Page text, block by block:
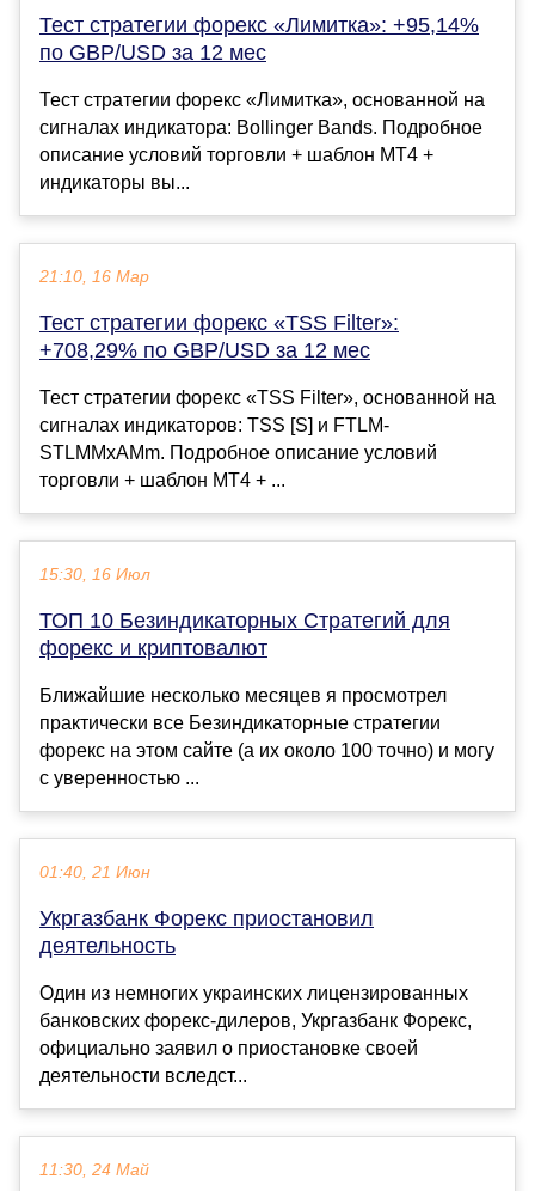
Тест стратегии форекс «Лимитка»: +95,14%
по GBP/USD за 12 мес
Тест стратегии форекс «Лимитка», основанной на
сигналах индикатора: Bollinger Bands. Подробное
описание условий торговли + шаблон МТ4 +
индикаторы вы...
21:10, 16 Мар
Тест стратегии форекс «TSS Filter»:
+708,29% по GBP/USD за 12 мес
Тест стратегии форекс «TSS Filter», основанной на
сигналах индикаторов: TSS [S] и FTLM-
STLMMxAMm. Подробное описание условий
торговли + шаблон МТ4 + ...
15:30, 16 Июл
ТОП 10 Безиндикаторных Стратегий для
форекс и криптовалют
Ближайшие несколько месяцев я просмотрел
практически все Безиндикаторные стратегии
форекс на этом сайте (а их около 100 точно) и могу
с уверенностью ...
01:40, 21 Июн
Укргазбанк Форекс приостановил
деятельность
Один из немногих украинских лицензированных
банковских форекс-дилеров, Укргазбанк Форекс,
официально заявил о приостановке своей
деятельности вследст...
11:30, 24 Май